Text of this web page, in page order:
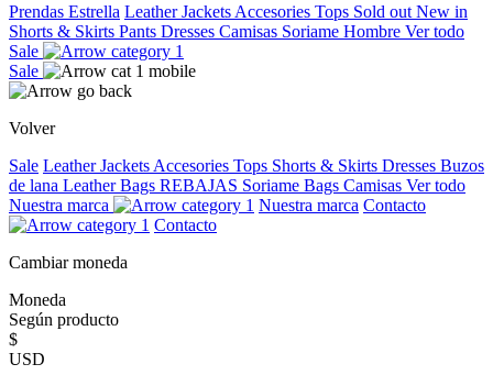
Prendas Estrella Leather Jackets Accesories Tops Sold out New in
Shorts & Skirts Pants Dresses Camisas Soriame Hombre Ver todo
Sale
Sale
Volver
Sale Leather Jackets Accesories Tops Shorts & Skirts Dresses Buzos
de lana Leather Bags REBAJAS Soriame Bags Camisas Ver todo
Nuestra marca
Nuestra marca Contacto
Contacto
Cambiar moneda
Moneda
Según producto
$
USD